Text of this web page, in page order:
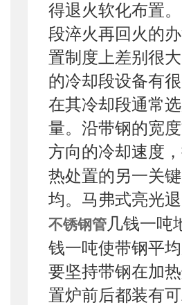
得退火软化布置
段淬火再回火的
置制度上差别很
的冷却段设备有
在其冷却段通常
量。沿带钢的宽
方向的冷却速
热处置的另一关
均。马弗式亮光
不锈钢管几钱一吨
钱一吨使带钢平
要坚持带钢在加
置炉前后都装有